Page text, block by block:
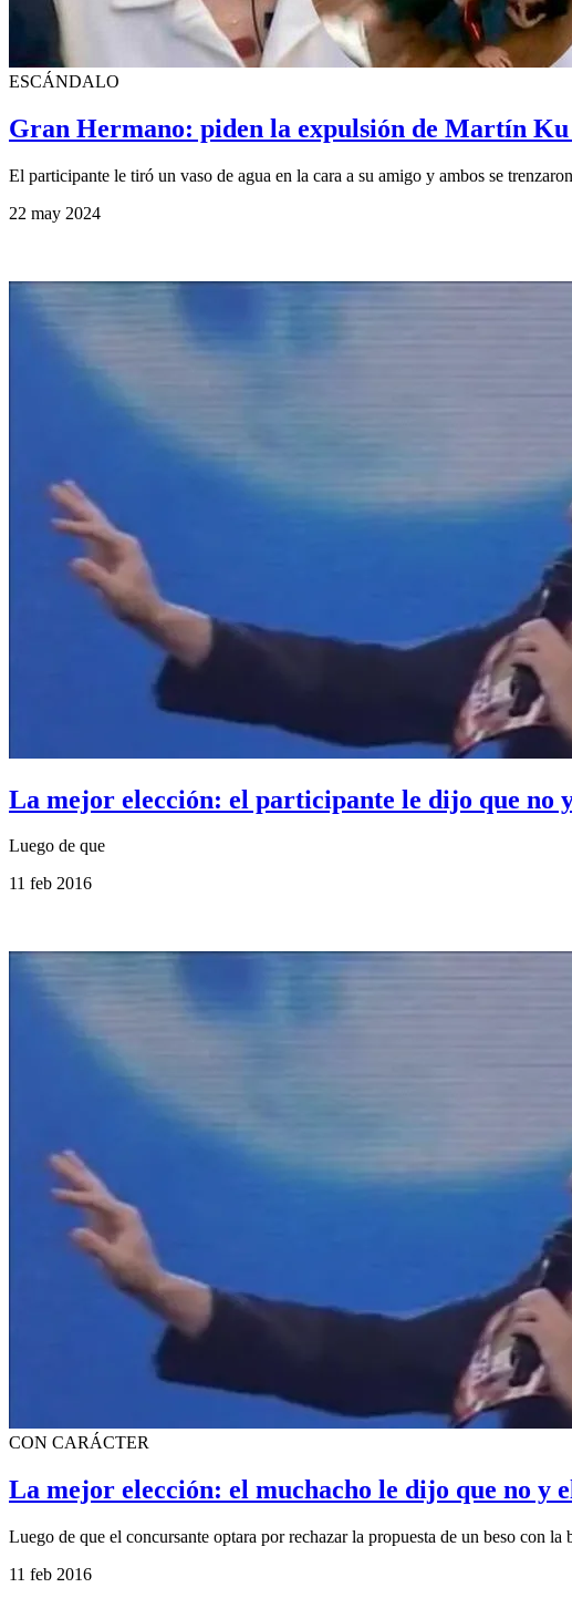
ESCÁNDALO
Gran Hermano: piden la expulsión de Martín
El participante le tiró un vaso de agua en la cara a su amigo y ambos se
22 may 2024
La mejor elección: el participante le dijo que no
Luego de que
11 feb 2016
CON CARÁCTER
La mejor elección: el muchacho le dijo que no y
Luego de que el concursante optara por rechazar la propuesta de un beso con la
11 feb 2016